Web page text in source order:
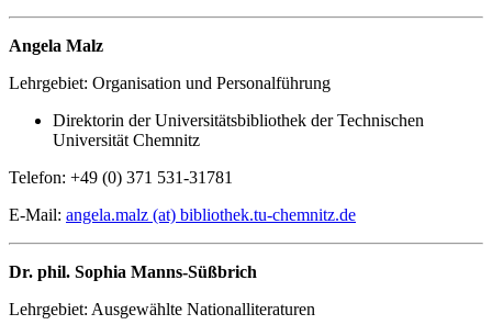
Angela Malz
Lehrgebiet: Organisation und Personalführung
Direktorin der Universitätsbibliothek der Technischen
Universität Chemnitz
Telefon: +49 (0) 371 531-31781
E-Mail: angela.malz (at) bibliothek.tu-chemnitz.de
Dr. phil. Sophia Manns-Süßbrich
Lehrgebiet: Ausgewählte Nationalliteraturen